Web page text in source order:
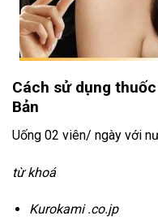
Cách sử dụng
Bản
Uống 02 viên/ ngày với
từ khoá
Kurokami .co.jp